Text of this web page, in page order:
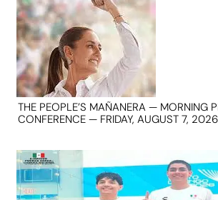
THE PEOPLE’S MAÑANERA — MORNING
CONFERENCE — FRIDAY, AUGUST 7, 2026